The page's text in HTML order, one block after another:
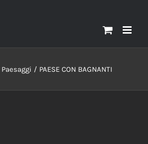
Paesaggi PAESE CON BAGNANTI